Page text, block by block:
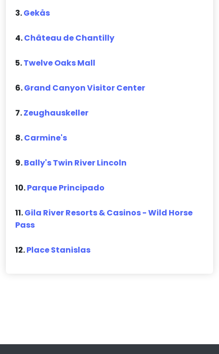
3.Gekås
4.Château de Chantilly
5.Twelve Oaks Mall
6.Grand Canyon Visitor Center
7.Zeughauskeller
8.Carmine's
9.Bally's Twin River Lincoln
10.Parque Principado
11.Gila River Resorts & Casinos - Wild Horse
Pass
12.Place Stanislas